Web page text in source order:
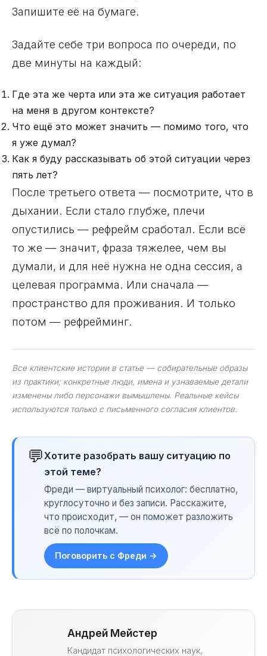
Запишите её на бумаге.
Задайте себе три вопроса по очереди, по
две минуты на каждый:
Где эта же черта или эта же ситуация работает
на меня в другом контексте?
Что ещё это может значить — помимо того, что
я уже думал?
Как я буду рассказывать об этой ситуации через
пять лет?
После третьего ответа — посмотрите, что в
дыхании. Если стало глубже, плечи
опустились — рефрейм сработал. Если всё
то же — значит, фраза тяжелее, чем вы
думали, и для неё нужна не одна сессия, а
целевая программа. Или сначала —
пространство для проживания. И только
потом — рефрейминг.
Все клиентские истории в статье — собирательные образы
из практики; конкретные люди, имена и узнаваемые детали
изменены либо персонажи вымышлены. Реальные кейсы
используются только с письменного согласия клиентов.
💬Хотите разобрать вашу ситуацию по
этой теме?
Фреди — виртуальный психолог: бесплатно,
круглосуточно и без записи. Расскажите,
что происходит, — он поможет разложить
всё по полочкам.
Поговорить с Фреди →
Андрей Мейстер
Кандидат психологических наук,